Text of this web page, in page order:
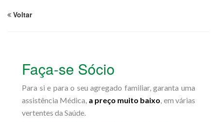
Voltar
Faça-se Sócio
Para si e para o seu agregado familiar, garanta uma
assistência Médica, a preço muito baixo, em várias
vertentes da Saúde.